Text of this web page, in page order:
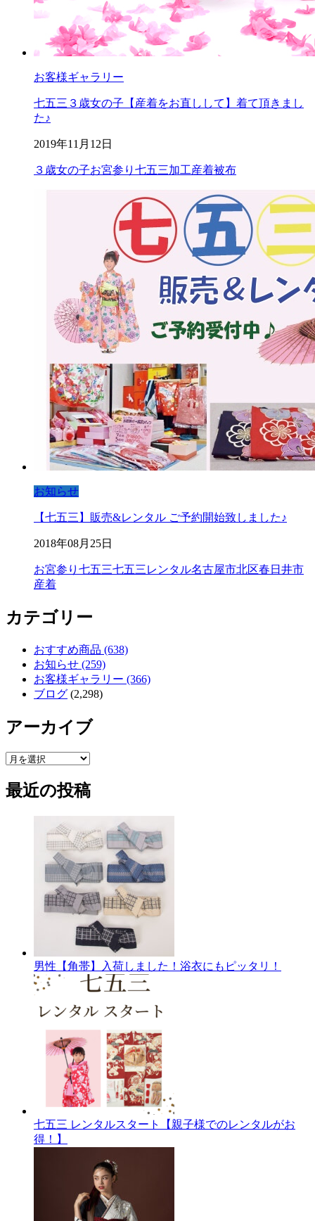
お客様ギャラリー
七五三３歳女の子【産着をお直しして】着て頂きまし
た♪
2019年11月12日
３歳女の子お宮参り 七五三加工産着被布
お知らせ
【七五三】販売&レンタル ご予約開始致しました♪
2018年08月25日
お宮参り 七五三七五三レンタル名古屋市北区春日井市
産着
カテゴリー
おすすめ商品 (638)
お知らせ (259)
お客様ギャラリー (366)
ブログ (2,298)
アーカイブ
ア
カ
イ
最近の投稿
男性【角帯】入荷しました！浴衣にもピッタリ！
七五三 レンタルスタート【親子様でのレンタルがお
得！】